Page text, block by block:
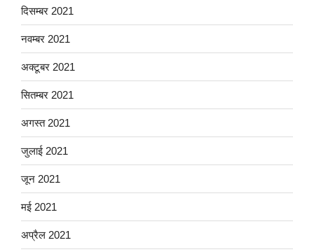
दिसम्बर 2021
नवम्बर 2021
अक्टूबर 2021
सितम्बर 2021
अगस्त 2021
जुलाई 2021
जून 2021
मई 2021
अप्रैल 2021